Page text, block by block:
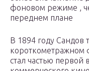
фоновом режиме ,
переднем плане
В 1894 году Сандов
короткометражном
стал частью первой